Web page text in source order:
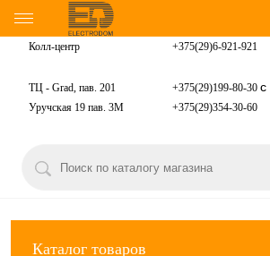
Колл-центр +375(29)6-921-921
ТЦ - Grad, пав. 201 +375(29)199-80-30 с
Уручская 19 пав. 3М +375(29)354-30-60
Каталог товаров